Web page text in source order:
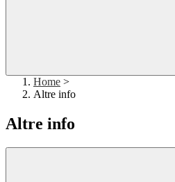
Home >
Altre info
Altre info